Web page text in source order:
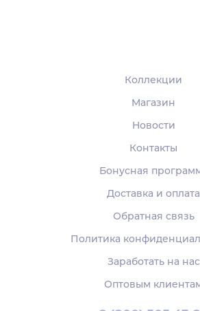
Коллекции
Магазин
Новости
Контакты
Бонусная
Доставка и оплата
Обратная связь
Политика
Заработать на нас
Оптовым